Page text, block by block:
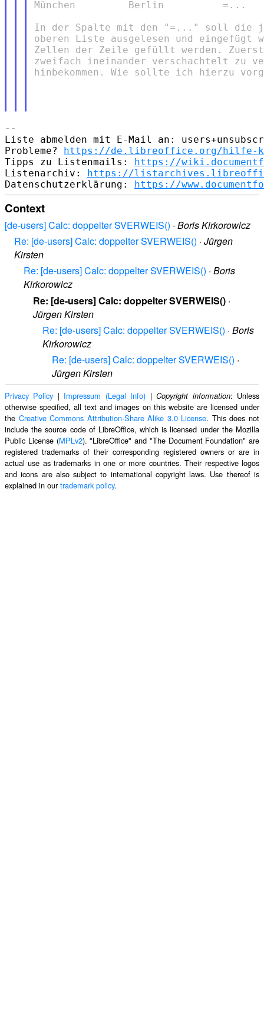
München         Berlin          =...
In der Spalte mit den "=..." soll die
oberen Liste ausgelesen und eingefügt
Zellen der Zeile gefüllt werden. Zuerst
zweifach ineinander verschachtelt zu
hinbekommen. Wie sollte ich hierzu
--
Liste abmelden mit E-Mail an:
Probleme? https://de.libreoffice.org/hilfe-
Tipps zu Listenmails: https://
Listenarchiv: https://
Datenschutzerklärung: https://
Context
[de-users] Calc: doppelter SVERWEIS() · Boris Kirkorowicz
Re: [de-users] Calc: doppelter SVERWEIS() · Jürgen
Kirsten
Re: [de-users] Calc: doppelter SVERWEIS() · Boris
Kirkorowicz
Re: [de-users] Calc: doppelter SVERWEIS() ·
Jürgen Kirsten
Re: [de-users] Calc: doppelter SVERWEIS() · Boris
Kirkorowicz
Re: [de-users] Calc: doppelter SVERWEIS() ·
Jürgen Kirsten
Privacy Policy | Impressum (Legal Info) |Copyright information: Unless
otherwise specified, all text and images on this website are licensed under
the Creative Commons Attribution-Share Alike 3.0 License. This does not
include the source code of LibreOffice, which is licensed under the Mozilla
Public License (MPLv2). "LibreOffice" and "The Document Foundation" are
registered trademarks of their corresponding registered owners or are in
actual use as trademarks in one or more countries. Their respective logos
and icons are also subject to international copyright laws. Use thereof is
explained in ourtrademark policy.